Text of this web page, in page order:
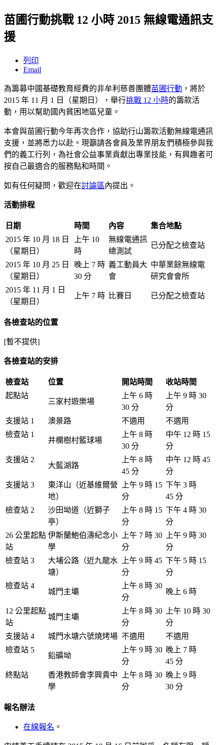
苗圃行動挑戰 12 小時 2015 無線電通訊支
援
列印
Email
為籌募中國基礎教育經費的非牟利慈善團體苗圃行動 ，將於
2015 年 11 月 1 日（星期日），舉行挑戰 12 小時的籌款活
動，用以幫助國內貧困地區兒童。
本會與苗圃行動今年再次合作，協助行山籌款活動無線電通訊
支援，並將悉力以赴。現籲請各會員及業界朋友們積極參與我
們的義工行列，為社會公益事業貢獻出專業技能，有興趣者可
按自己最適合的服務點和時間。
如有任何疑問，歡迎在討論區內提出。
活動排程
日期 時間 內容
集合地點
2015 年 10 月 18 日
（星期日）
上午 10
時
無線電通訊
總測試
已分配之檢查站
2015 年 10 月 25 日
（星期日）
晚上 7 時
30 分
義工動員大
會
中華業餘無線電
研究會會所
2015 年 11 月 1 日
（星期日）
上午 7 時 比賽日 已分配之檢查站
各檢查站的位置
[暫不提供]
各檢查站的安排
檢查站 位置 開站時間
收站時間
起點站
三家村遊樂場
上午 6 時
30 分
上午 9 時 30
分
支援站 1
澳景路 不適用
不適用
檢查站 1
井欄樹村籃球場
上午 8 時
30 分
中午 12 時 15
分
支援站 2
大藍湖路
上午 8 時
45 分
中午 12 時 45
分
支援站 3
東洋山（近基維爾營
地）
上午 9 時 15
分
下午 3 時
45 分
檢查站 2
沙田坳道（近獅子
亭）
上午 8 時 15
分
下午 4 時 30
分
26 公里起點
站
伊斯蘭鮑伯濤紀念小
學
上午 7 時 30
分
上午 9 時 30
分
檢查站 3
大埔公路（近九龍水
塘）
上午 9 時 45
分
下午 5 時 15
分
檢查站 4
城門主壩
上午 8 時 30
分
晚上 6 時
12 公里起點
站
城門主壩
上午 8 時 30
分
上午 10 時 30
分
支援站 4
城門水塘六號燒烤場 不適用
不適用
檢查站 5
鉛礦坳
上午 9 時 30
分
晚上 7 時
45 分
終點站
香港教師會李興貴中
學
上午 8 時 30
分
晚上 9 時
30 分
報名辦法
在線報名 。